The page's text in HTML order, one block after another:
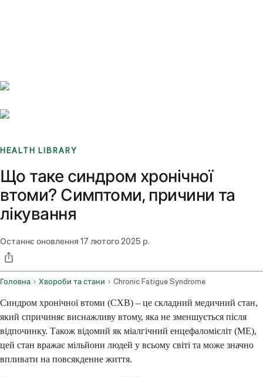
HEALTH LIBRARY
Що таке синдром хронічної
втоми? Симптоми, причини та
лікування
Останнє оновлення 17 лютого 2025 р.
Головна Хвороби та стани Chronic Fatigue Syndrome
Синдром хронічної втоми (СХВ) – це складний медичний стан,
який спричиняє виснажливу втому, яка не зменшується після
відпочинку. Також відомий як міалгічний енцефаломієліт (МЕ),
цей стан вражає мільйони людей у всьому світі та може значно
впливати на повсякденне життя.